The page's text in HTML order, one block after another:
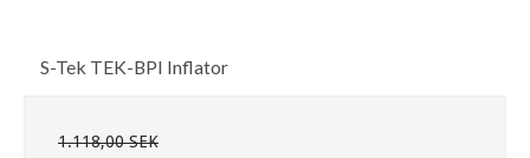
S-Tek TEK-BPI Inflator
1.118,00 SEK